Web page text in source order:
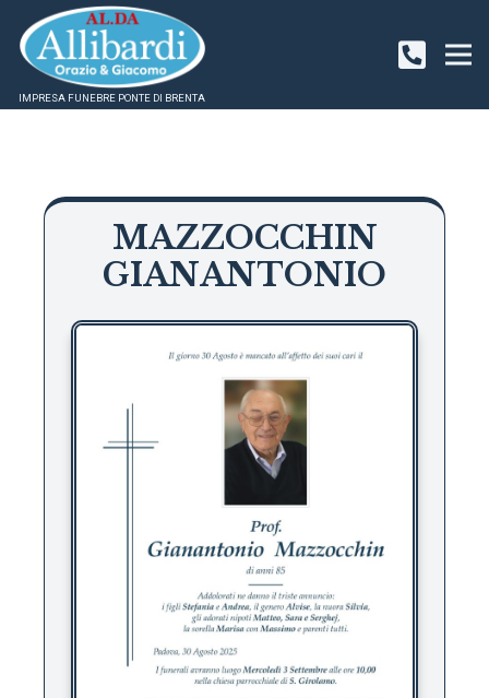
IMPRESA FUNEBRE PONTE DI BRENTA
MAZZOCCHIN
GIANANTONIO